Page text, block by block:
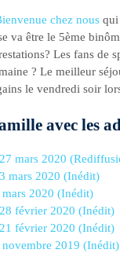
chez nous qui
va être le 5ème
Les fans
? Le meilleur
le vendredi soir
avec les
mars 2020
mars 2020 (Inédit)
2020 (Inédit)
février 2020 (Inédit)
février 2020 (Inédit)
2019 (Inédit)